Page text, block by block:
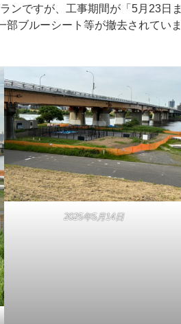
ンですが、工事期間が「5月23日ま
部ブルーシート等が撤去されていま
2025年5月14日